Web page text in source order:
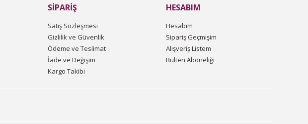
SİPARİŞ
Satış Sözleşmesi
Gizlilik ve Güvenlik
Ödeme ve Teslimat
İade ve Değişim
Kargo Takibi
HESABIM
Hesabım
Sipariş Geçmişim
Alışveriş Listem
Bülten Aboneliği